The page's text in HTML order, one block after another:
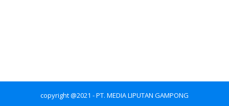
copyright @2021 - PT. MEDIA LIPUTAN GAMPONG